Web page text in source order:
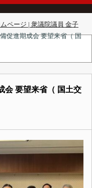
ページ | 衆議院議員 金子
促進期成会 要望来省（ 国
会 要望来省（ 国土交